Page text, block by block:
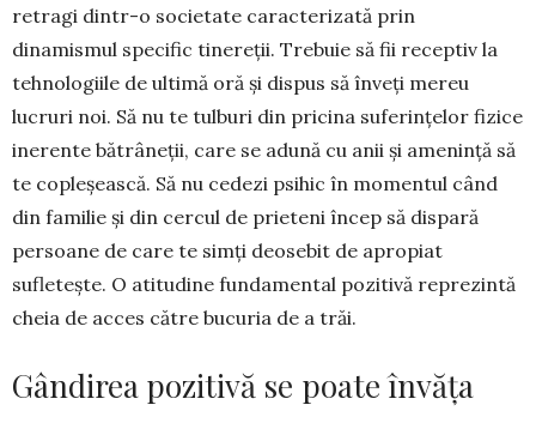
retragi dintr-o societate carac­terizată prin
dinamismul specific tinereții. Trebuie să fii receptiv la
tehnologiile de ultimă oră și dis­pus să înveți mereu
lucruri noi. Să nu te tulburi din pricina suferințelor fizice
inerente bătrâneții, care se adună cu anii și amenință să
te copleșească. Să nu cedezi psihic în momentul când
din familie și din cercul de prieteni încep să dispară
persoane de care te simți deosebit de apropiat
sufletește. O atitudine fundamental pozitivă reprezintă
cheia de acces către bucuria de a trăi.
Gândirea pozitivă se poate învăța